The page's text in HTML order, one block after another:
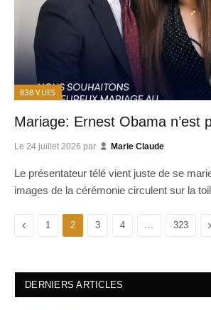
838 VUES
Mariage: Ernest Obama n’est
Le 24 juillet 2026 par Marie Claude
Le présentateur télé vient juste de se
images de la cérémonie circulent sur la
Previous
1 2 3 4 ... 323
DERNIERS ARTICLES